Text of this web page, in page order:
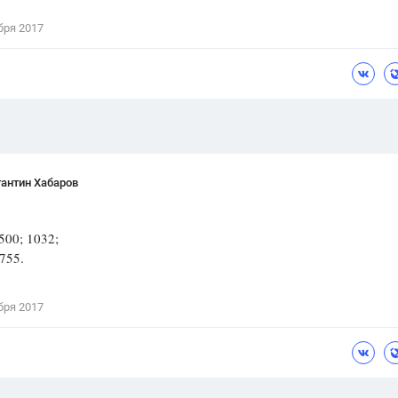
Красота,
2017
Хабаров
1032;
2017